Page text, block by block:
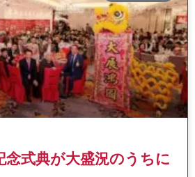
念式典が大盛況のうちに